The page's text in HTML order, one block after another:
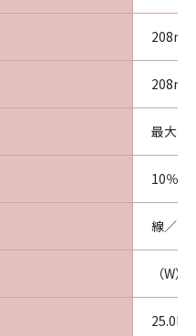
最大
10％～
線／テ
（W
25.0kg